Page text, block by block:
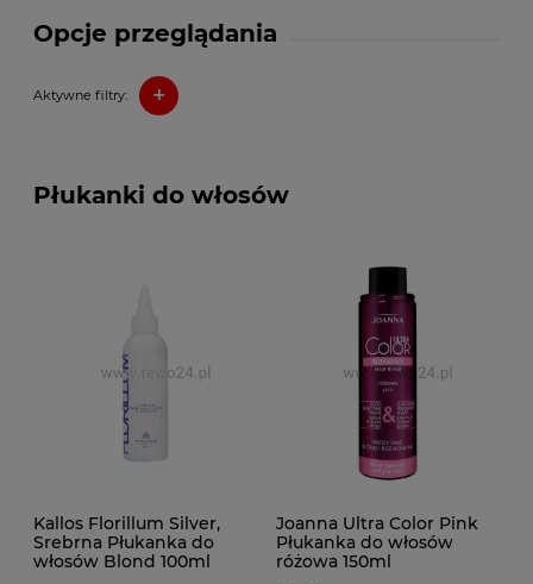
Opcje przeglądania
Aktywne filtry: +
Płukanki do włosów
Kallos Florillum Silver,
Srebrna Płukanka do
włosów Blond 100ml
Joanna Ultra Color Pink
Płukanka do włosów
różowa 150ml